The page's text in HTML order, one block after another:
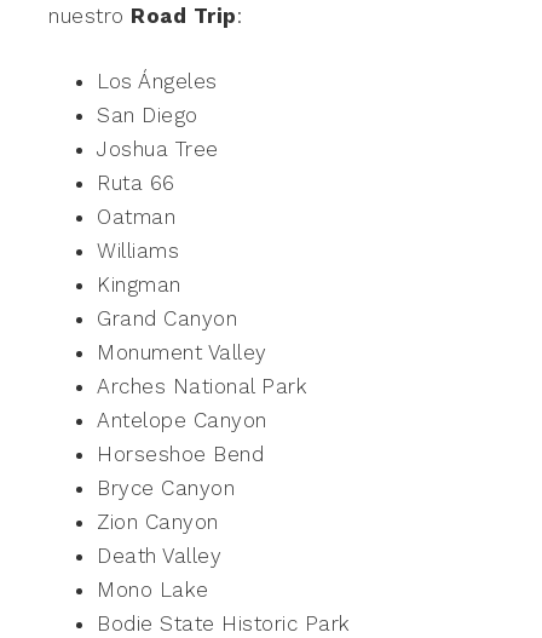
nuestro Road Trip:
Los Ángeles
San Diego
Joshua Tree
Ruta 66
Oatman
Williams
Kingman
Grand Canyon
Monument Valley
Arches National Park
Antelope Canyon
Horseshoe Bend
Bryce Canyon
Zion Canyon
Death Valley
Mono Lake
Bodie State Historic Park